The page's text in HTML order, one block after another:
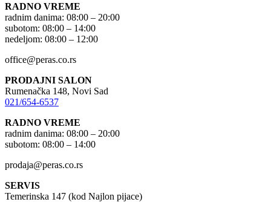
RADNO VREME
radnim danima: 08:00 – 20:00
subotom: 08:00 – 14:00
nedeljom: 08:00 – 12:00
office@peras.co.rs
PRODAJNI SALON
Rumenačka 148, Novi Sad
021/654-6537
RADNO VREME
radnim danima: 08:00 – 20:00
subotom: 08:00 – 14:00
prodaja@peras.co.rs
SERVIS
Temerinska 147 (kod Najlon pijace)